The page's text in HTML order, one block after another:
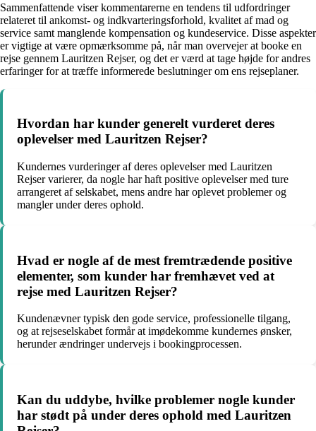
Sammenfattende viser kommentarerne en tendens til udfordringer
relateret til ankomst- og indkvarteringsforhold, kvalitet af mad og
service samt manglende kompensation og kundeservice. Disse aspekter
er vigtige at være opmærksomme på, når man overvejer at booke en
rejse gennem Lauritzen Rejser, og det er værd at tage højde for andres
erfaringer for at træffe informerede beslutninger om ens rejseplaner.
Hvordan har kunder generelt vurderet deres
oplevelser med Lauritzen Rejser?
Kundernes vurderinger af deres oplevelser med Lauritzen
Rejser varierer, da nogle har haft positive oplevelser med ture
arrangeret af selskabet, mens andre har oplevet problemer og
mangler under deres ophold.
Hvad er nogle af de mest fremtrædende positive
elementer, som kunder har fremhævet ved at
rejse med Lauritzen Rejser?
Kundenævner typisk den gode service, professionelle tilgang,
og at rejseselskabet formår at imødekomme kundernes ønsker,
herunder ændringer undervejs i bookingprocessen.
Kan du uddybe, hvilke problemer nogle kunder
har stødt på under deres ophold med Lauritzen